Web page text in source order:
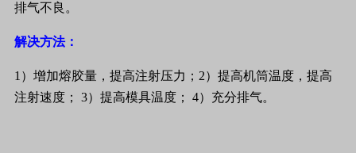
排气不良。
解决方法：
1 ）增加熔胶量，提高注射压力； 2）提高机筒温度，提高
注射速度；
3）提高模具温度； 4）充分排气。